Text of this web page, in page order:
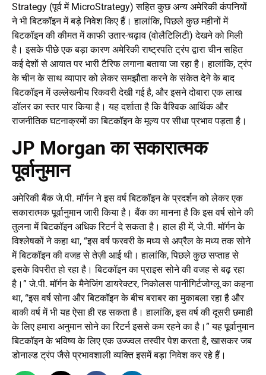
Strategy (पूर्व में MicroStrategy) सहित कुछ अन्य अमेरिकी कंपनियों
ने भी बिटकॉइन में बड़े निवेश किए हैं। हालांकि, पिछले कुछ महीनों में
बिटकॉइन की कीमत में काफी उतार-चढ़ाव (वोलैटिलिटी) देखने को मिली
है। इसके पीछे एक बड़ा कारण अमेरिकी राष्ट्रपति ट्रंप द्वारा चीन सहित
कई देशों से आयात पर भारी टैरिफ लगाना बताया जा रहा है। हालांकि, ट्रंप
के चीन के साथ व्यापार को लेकर समझौता करने के संकेत देने के बाद
बिटकॉइन में उल्लेखनीय रिकवरी देखी गई है, और इसने दोबारा एक लाख
डॉलर का स्तर पार किया है। यह दर्शाता है कि वैश्विक आर्थिक और
राजनीतिक घटनाक्रमों का बिटकॉइन के मूल्य पर सीधा प्रभाव पड़ता है।
JP Morgan का सकारात्मक
पूर्वानुमान
अमेरिकी बैंक जे.पी. मॉर्गन ने इस वर्ष बिटकॉइन के प्रदर्शन को लेकर एक
सकारात्मक पूर्वानुमान जारी किया है। बैंक का मानना है कि इस वर्ष सोने की
तुलना में बिटकॉइन अधिक रिटर्न दे सकता है। हाल ही में, जे.पी. मॉर्गन के
विश्लेषकों ने कहा था, “इस वर्ष फरवरी के मध्य से अप्रैल के मध्य तक सोने
में बिटकॉइन की वजह से तेज़ी आई थी। हालांकि, पिछले कुछ सप्ताह से
इसके विपरीत हो रहा है। बिटकॉइन का प्राइस सोने की वजह से बढ़ रहा
है।” जे.पी. मॉर्गन के मैनेजिंग डायरेक्टर, निकोलस पानीगिर्टजोग्लू का कहना
था, “इस वर्ष सोना और बिटकॉइन के बीच बराबर का मुकाबला रहा है और
बाकी वर्ष में भी यह ऐसा ही रह सकता है। हालांकि, इस वर्ष की दूसरी छमाही
के लिए हमारा अनुमान सोने का रिटर्न इससे कम रहने का है।” यह पूर्वानुमान
बिटकॉइन के भविष्य के लिए एक उज्ज्वल तस्वीर पेश करता है, खासकर जब
डोनाल्ड ट्रंप जैसे प्रभावशाली व्यक्ति इसमें बड़ा निवेश कर रहे हैं।